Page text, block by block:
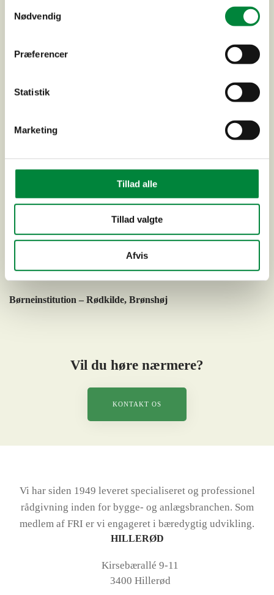
Nødvendig
Præferencer
Statistik
Marketing
Tillad alle
Tillad valgte
Afvis
Seniorfællesskab Jernalderen, Holbæk
Børneinstitution – Rødkilde, Brønshøj
Vil du høre nærmere?
KONTAKT OS
Vi har siden 1949 leveret specialiseret og professionel
rådgivning inden for bygge- og anlægsbranchen. Som
medlem af FRI er vi engageret i bæredygtig udvikling.
HILLERØD
Kirsebærallé 9-11
3400 Hillerød